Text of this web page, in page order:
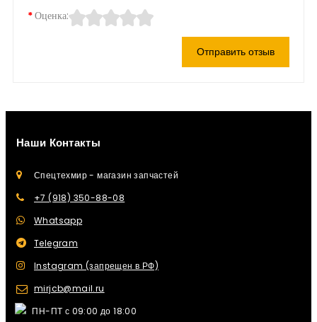
Оценка:
Отправить отзыв
Наши Контакты
Спецтехмир - магазин запчастей
+7 (918) 350-88-08
Whatsapp
Telegram
Instagram (запрещен в РФ)
mirjcb@mail.ru
ПН-ПТ с 09:00 до 18:00